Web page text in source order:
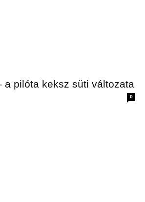
a pilóta keksz süti változata
0